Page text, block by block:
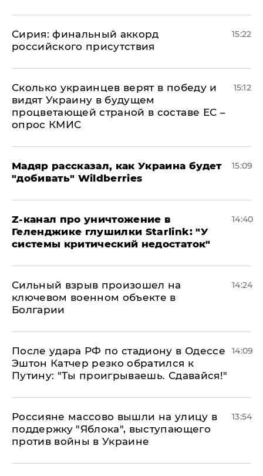
​Сирия: финальный аккорд
российского присутствия
15:22
Сколько украинцев верят в победу и
видят Украину в будущем
процветающей страной в составе ЕС –
опрос КМИС
15:12
Мадяр рассказал, как Украина будет
"добивать" Wildberries
15:09
Z-канал про уничтожение в
Геленджике глушилки Starlink: "У
системы критический недостаток"
14:40
Сильный взрыв произошел на
ключевом военном объекте в
Болгарии
14:24
После удара РФ по стадиону в Одессе
Эштон Катчер резко обратился к
Путину: "Ты проигрываешь. Сдавайся!"
14:09
Россияне массово вышли на улицу в
поддержку "Яблока", выступающего
против войны в Украине
13:54